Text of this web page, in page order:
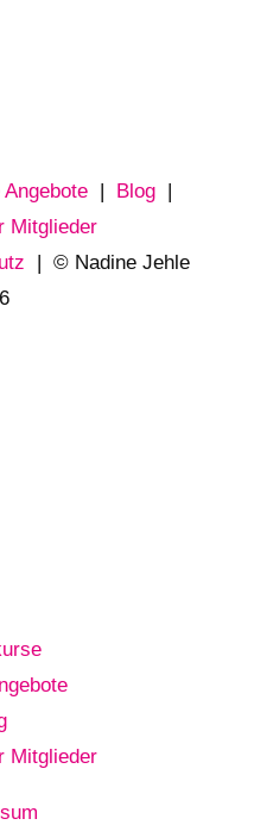
| Blog|
Mitglieder
| © Nadine Jehle
Mitglieder